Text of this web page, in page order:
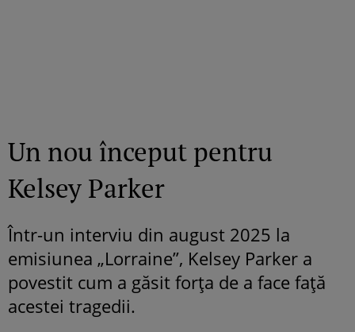
Un nou început pentru
Kelsey Parker
Într-un interviu din august 2025 la
emisiunea „Lorraine”, Kelsey Parker a
povestit cum a găsit forța de a face față
acestei tragedii.